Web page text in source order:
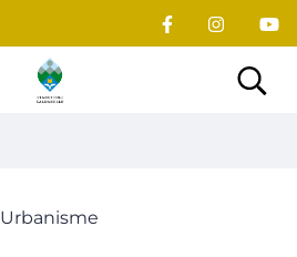
Site officiel du village
Urbanisme